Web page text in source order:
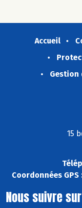
Accueil
Gestion
15
Coordonnées GPS
Nous suivre sur